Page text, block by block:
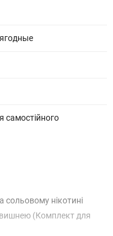
самостійного
сольовому нікотині
вишнею (Комплект для